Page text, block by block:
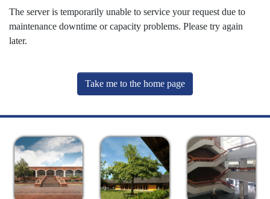
The server is temporarily unable to service your request due to
maintenance downtime or capacity problems. Please try again
later.
Take me to the home page